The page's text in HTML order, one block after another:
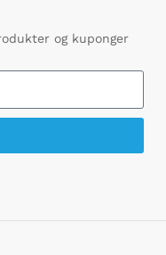
og kuponger